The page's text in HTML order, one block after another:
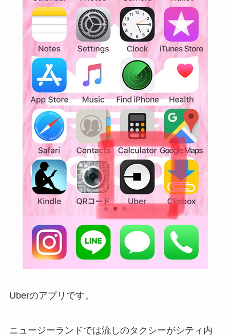
Uberのアプリです。
ニュージーランドでは流しのタクシーがシティ内